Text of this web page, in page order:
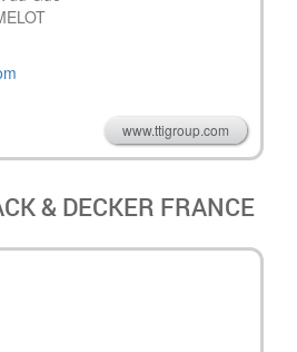
www.ttigroup.com
& DECKER FRANCE